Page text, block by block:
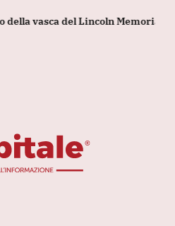
vasca del Lincoln Memorial